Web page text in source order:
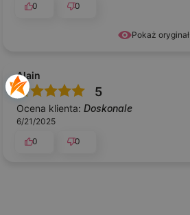
Pokaż oryginał
0
0
Alain
5
Ocena klienta: Doskonale
6/21/2025
0
0